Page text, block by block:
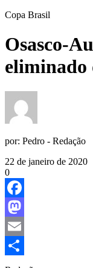
Copa Brasil
Osasco-
eliminado
por: Pedro - Redação
22 de janeiro de 2020
0
Facebook
Mastodon
Email
Share